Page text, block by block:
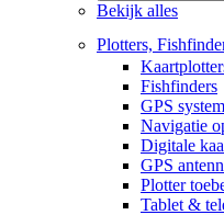
Bekijk alles
Plotters,
Fishfinders
GPS
Navigatie
Digitale
GPS
Plotter
Tablet &